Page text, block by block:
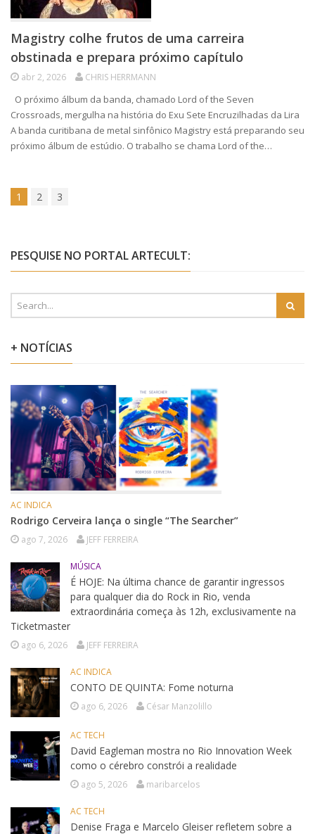
Magistry colhe frutos de uma carreira
obstinada e prepara próximo capítulo
abr 2, 2026 CHRIS HERRMANN
O próximo álbum da banda, chamado Lord of the Seven
Crossroads, mergulha na história do Exu Sete Encruzilhadas da Lira
A banda curitibana de metal sinfônico Magistry está preparando seu
próximo álbum de estúdio. O trabalho se chama Lord of the…
1 2 3
PESQUISE NO PORTAL ARTECULT:
+ NOTÍCIAS
AC INDICA
Rodrigo Cerveira lança o single “The Searcher”
ago 7, 2026 JEFF FERREIRA
MÚSICA
É HOJE: Na última chance de garantir ingressos
para qualquer dia do Rock in Rio, venda
extraordinária começa às 12h, exclusivamente na
Ticketmaster
ago 6, 2026 JEFF FERREIRA
AC INDICA
CONTO DE QUINTA: Fome noturna
ago 6, 2026 César Manzolillo
AC TECH
David Eagleman mostra no Rio Innovation Week
como o cérebro constrói a realidade
ago 5, 2026 maribarcelos
AC TECH
Denise Fraga e Marcelo Gleiser refletem sobre a